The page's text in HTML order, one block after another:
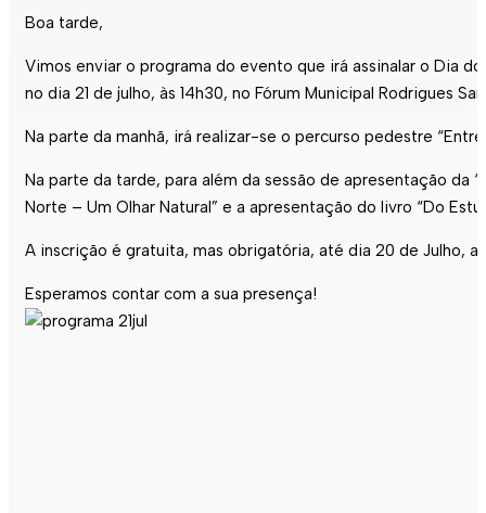
Boa tarde,
Vimos enviar o programa do evento que irá assinalar o Dia
no dia 21 de julho, às 14h30, no Fórum Municipal Rodrigues
Na parte da manhã, irá realizar-se o percurso pedestre
Na parte da tarde, para além da sessão de apresentação da
Norte – Um Olhar Natural” e a apresentação do livro “Do
A inscrição é gratuita, mas obrigatória, até dia 20 de Julho,
Esperamos contar com a sua presença!